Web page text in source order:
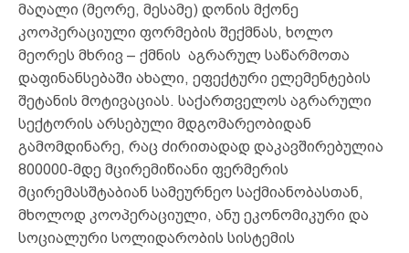
მაღალი (მეორე, მესამე) დონის მქონე
კოოპერაციული ფორმების შექმნას, ხოლო
მეორეს მხრივ – ქმნის აგრარულ საწარმოთა
დაფინანსებაში ახალი, ეფექტური ელემენტების
შეტანის მოტივაციას. საქართველოს აგრარული
სექტორის არსებული მდგომარეობიდან
გამომდინარე, რაც ძირითადად დაკავშირებულია
800000-მდე მცირემიწიანი ფერმერის
მცირემასშტაბიან სამეურნეო საქმიანობასთან,
მხოლოდ კოოპერაციული, ანუ ეკონომიკური და
სოციალური სოლიდარობის სისტემის